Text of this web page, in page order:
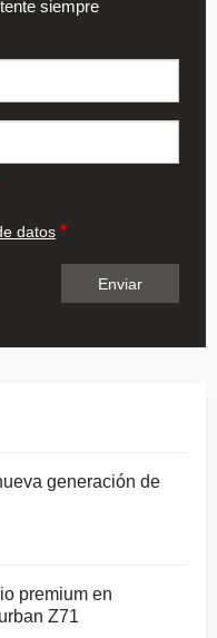
siempre
datos
generación de
premium en
Z71